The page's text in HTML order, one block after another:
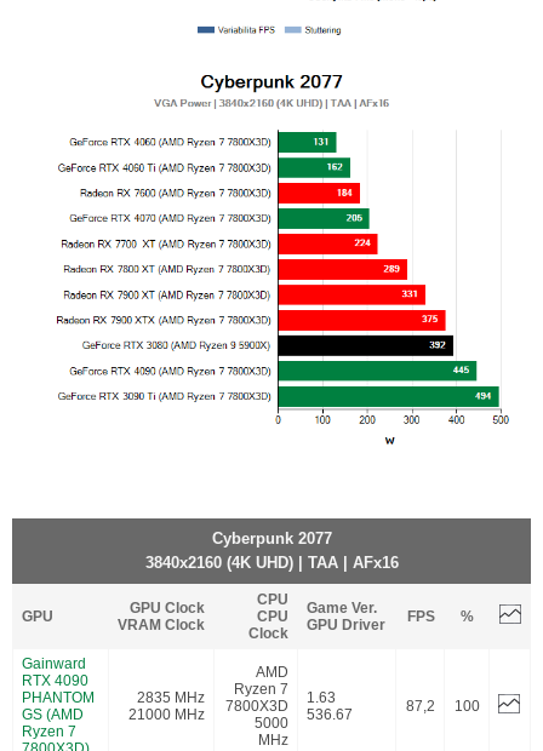
Cyberpunk 2077
3840x2160 (4K UHD) | TAA | AFx16
GPU
GPU Clock
VRAM Clock
CPU
CPU
Clock
Game Ver.
GPU Driver
FPS %
Gainward
RTX 4090
PHANTOM
GS (AMD
Ryzen 7
2835 MHz
21000 MHz
AMD
Ryzen 7
7800X3D
5000
MHz
1.63
536.67
87,2 100